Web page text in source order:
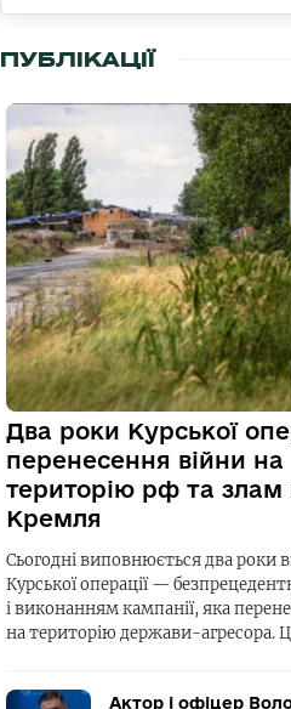
ПУБЛІКАЦІЇ
Два роки Курської
перенесення війни на
територію рф та злам
Кремля
Сьогодні виповнюється два роки
Курської операції —
і виконанням кампанії, яка
на територію держави-агресора.
Актор і офіцер